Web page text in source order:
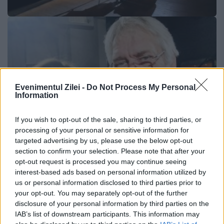
Evenimentul Zilei - Do Not Process My Personal
Information
If you wish to opt-out of the sale, sharing to third parties, or
processing of your personal or sensitive information for
targeted advertising by us, please use the below opt-out
section to confirm your selection. Please note that after your
opt-out request is processed you may continue seeing
interest-based ads based on personal information utilized by
us or personal information disclosed to third parties prior to
your opt-out. You may separately opt-out of the further
disclosure of your personal information by third parties on the
IAB’s list of downstream participants. This information may
ANM schimbă prognoza: furtuni
puternice după caniculă. Harta